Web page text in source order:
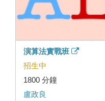
演算法實戰班
招生中
1800 分鐘
盧政良